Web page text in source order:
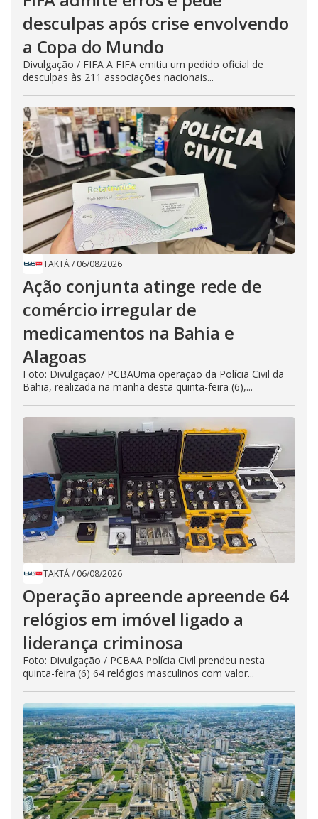
desculpas após crise envolvendo
a Copa do Mundo
Divulgação / FIFA A FIFA emitiu um pedido oficial de
desculpas às 211 associações nacionais...
TAKTÁ/ 06/08/2026
Ação conjunta atinge rede de
comércio irregular de
medicamentos na Bahia e
Alagoas
Foto: Divulgação/ PCBAUma operação da Polícia Civil da
Bahia, realizada na manhã desta quinta-feira (6),...
TAKTÁ/ 06/08/2026
Operação apreende apreende 64
relógios em imóvel ligado a
liderança criminosa
Foto: Divulgação / PCBAA Polícia Civil prendeu nesta
quinta-feira (6) 64 relógios masculinos com valor...